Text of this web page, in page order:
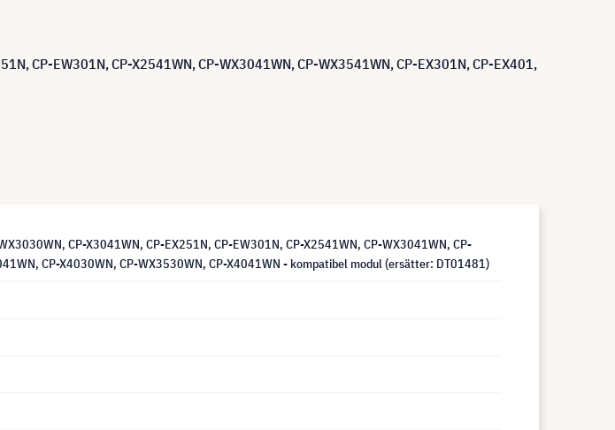
CP-EW301N, CP-X2541WN, CP-WX3041WN, CP-WX3541WN, CP-EX301N, CP-EX401,
CP-X3041WN, CP-EX251N, CP-EW301N, CP-X2541WN, CP-WX3041WN, CP-
CP-X4030WN, CP-WX3530WN, CP-X4041WN - kompatibel modul (ersätter: DT01481)